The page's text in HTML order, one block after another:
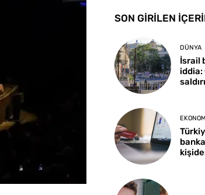
SON GİRİLEN
DÜNYA
İsrail
iddia: